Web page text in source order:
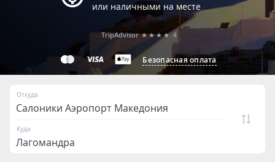
или наличными на месте
Безопасная оплата
TripAdvisor ★★★★ 4
Откуда
Куда